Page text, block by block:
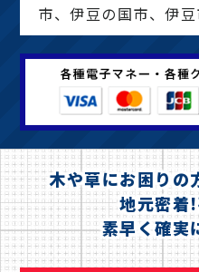
市、伊豆の国市、伊
木や草にお困りの
地元密着
素早く確実